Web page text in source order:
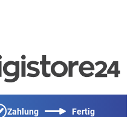
Zahlung Fertig